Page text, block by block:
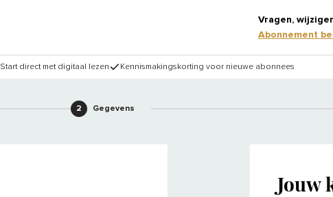
Vragen,
Abonnement
Start direct met digitaal lezen Kennismakingskorting voor nieuwe abonnees
2 Gegevens
Jouw